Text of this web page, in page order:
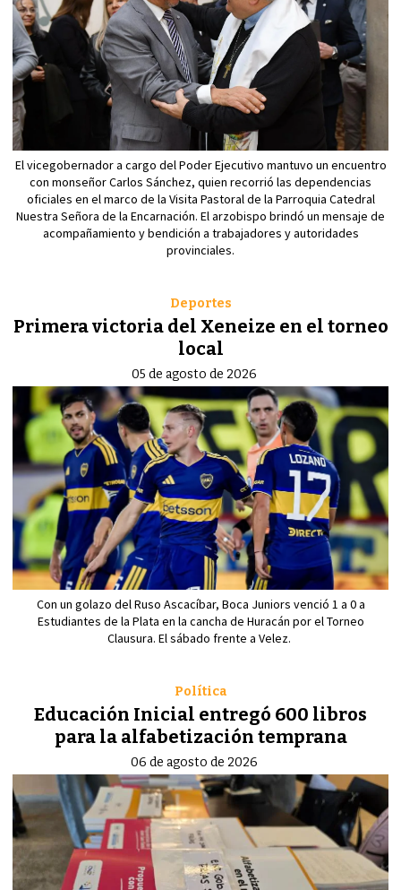
El vicegobernador a cargo del Poder Ejecutivo mantuvo un encuentro
con monseñor Carlos Sánchez, quien recorrió las dependencias
oficiales en el marco de la Visita Pastoral de la Parroquia Catedral
Nuestra Señora de la Encarnación. El arzobispo brindó un mensaje de
acompañamiento y bendición a trabajadores y autoridades
provinciales.
Primera victoria del Xeneize en el torneo
local
Deportes
05 de agosto de 2026
Con un golazo del Ruso Ascacíbar, Boca Juniors venció 1 a 0 a
Estudiantes de la Plata en la cancha de Huracán por el Torneo
Clausura. El sábado frente a Velez.
Educación Inicial entregó 600 libros
para la alfabetización temprana
Política
06 de agosto de 2026